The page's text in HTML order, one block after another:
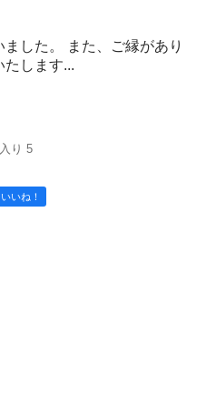
した。 また、ご縁があり
たします...
り 5
いいね！